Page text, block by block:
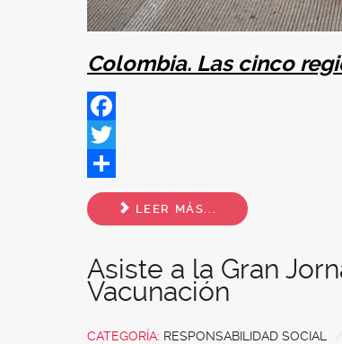
Colombia. Las cinco
Facebook
Twitter
Share
LEER MÁS...
Asiste a la Gran
Vacunación
CATEGORÍA: RESPONSABILIDAD SOCIAL